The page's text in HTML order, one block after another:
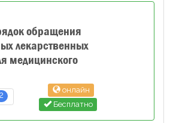
обращения
лекарственных
медицинского
2
онлайн
Бесплатно